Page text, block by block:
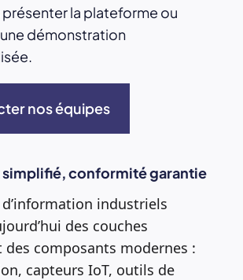
la plateforme ou
démonstration
nos équipes
conformité garantie
d’information industriels
des couches
composants modernes :
capteurs IoT, outils de